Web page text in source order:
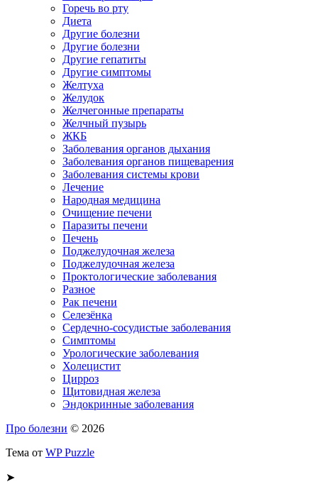
Горечь во рту
Диета
Другие болезни
Другие болезни
Другие гепатиты
Другие симптомы
Желтуха
Желудок
Желчегонные препараты
Желчный пузырь
ЖКБ
Заболевания органов дыхания
Заболевания органов пищеварения
Заболевания системы крови
Лечение
Народная медицина
Очищение печени
Паразиты печени
Печень
Поджелудочная железа
Поджелудочная железа
Проктологические заболевания
Разное
Рак печени
Селезёнка
Сердечно-сосудистые заболевания
Симптомы
Урологические заболевания
Холецистит
Цирроз
Щитовидная железа
Эндокринные заболевания
Про болезни © 2026
Тема от WP Puzzle
➤